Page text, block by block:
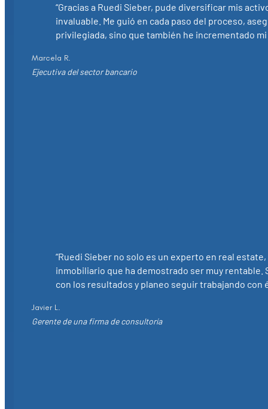
“Gracias a Ruedi Sieber, pude diversificar mis
invaluable. Me guió en cada paso del proceso,
privilegiada, sino que también he incrementado
Marcela R.
Ejecutiva del sector bancario
“Ruedi Sieber no solo es un experto en real
inmobiliario que ha demostrado ser muy
con los resultados y planeo seguir trabajando con
Javier L.
Gerente de una firma de consultoría